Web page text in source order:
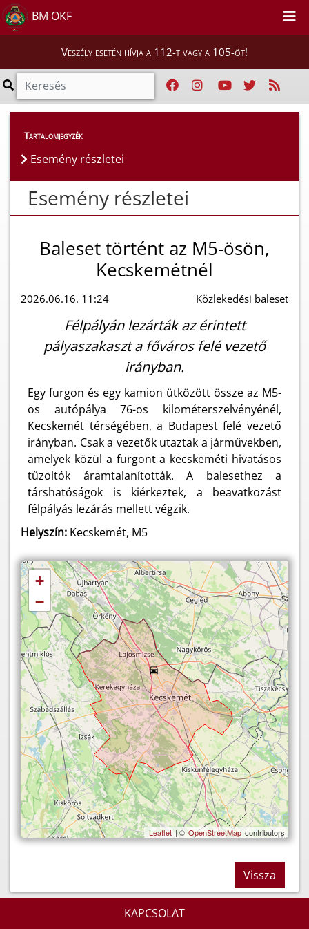
BM OKF
Veszély esetén hívja a 112-t vagy a 105-öt!
Esemény részletei
Tartalomjegyzék
Esemény részletei
Esemény részletei
Baleset történt az M5-ösön,
Kecskemétnél
2026.06.16. 11:24 Közlekedési baleset
Félpályán lezárták az érintett
pályaszakaszt a főváros felé vezető
irányban.
Egy furgon és egy kamion ütközött össze az M5-
ös autópálya 76-os kilométerszelvényénél,
Kecskemét térségében, a Budapest felé vezető
irányban. Csak a vezetők utaztak a járművekben,
amelyek közül a furgont a kecskeméti hivatásos
tűzoltók áramtalanították. A balesethez a
társhatóságok is kiérkeztek, a beavatkozást
félpályás lezárás mellett végzik.
Helyszín: Kecskemét, M5
+
−
Leaflet | © OpenStreetMap contributors
Vissza
KAPCSOLAT